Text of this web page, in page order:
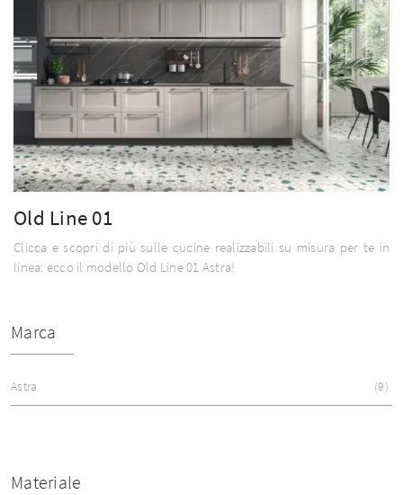
Old Line 01
Clicca e scopri di più sulle cucine realizzabili su misura per te in
linea: ecco il modello Old Line 01 Astra!
Marca
Astra 9
Materiale